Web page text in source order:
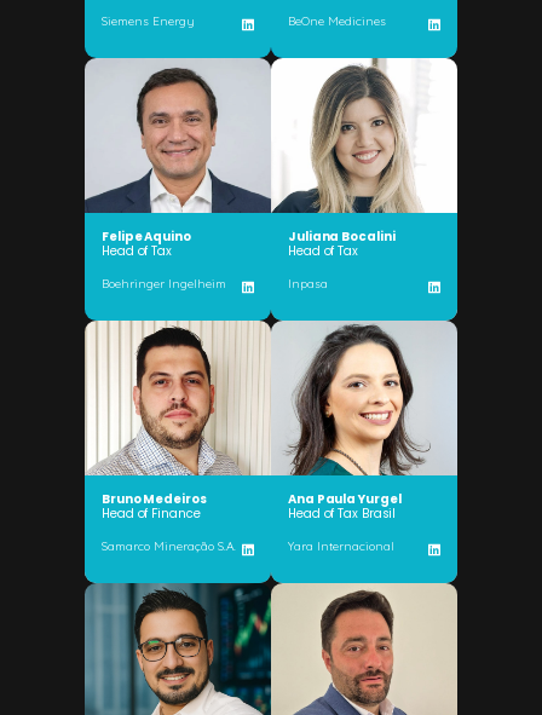
Siemens Energy BeOne Medicines
Felipe Aquino
Head of Tax
Boehringer Ingelheim
Juliana Bocalini
Head of Tax
Inpasa
Bruno Medeiros
Head of Finance
Samarco Mineração S.A.
Ana Paula Yurgel
Head of Tax Brasil
Yara Internacional